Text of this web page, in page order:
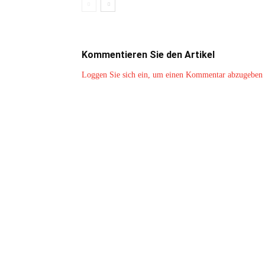
Kommentieren Sie den Artikel
Loggen Sie sich ein, um einen Kommentar abzugeben